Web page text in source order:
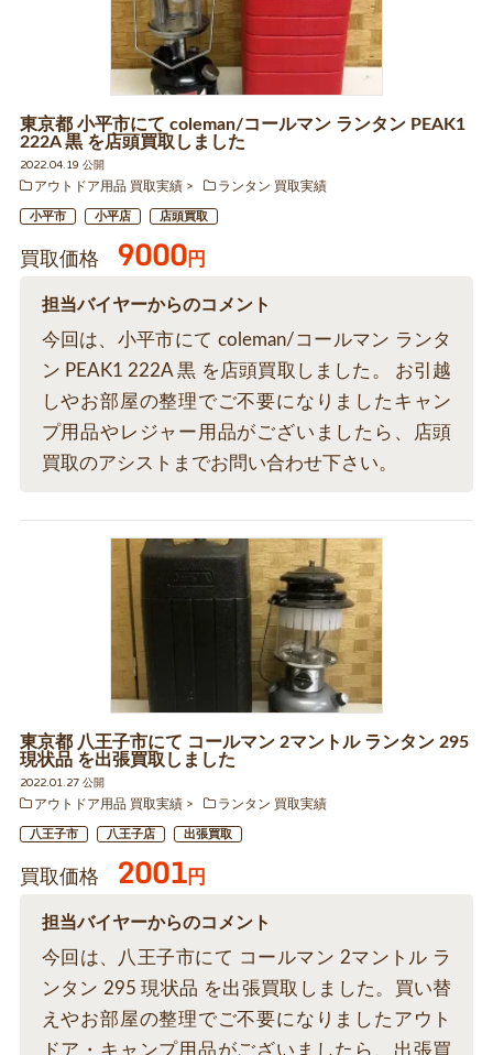
東京都 小平市にて coleman/コールマン ランタン PEAK1
222A 黒 を店頭買取しました
2022.04.19 公開
アウトドア用品 買取実績
ランタン 買取実績
小平市 小平店 店頭買取
買取価格 9000円
担当バイヤーからのコメント
今回は、小平市にて coleman/コールマン ランタ
ン PEAK1 222A 黒 を店頭買取しました。 お引越
しやお部屋の整理でご不要になりましたキャン
プ用品やレジャー用品がございましたら、店頭
買取のアシストまでお問い合わせ下さい。
東京都 八王子市にて コールマン 2マントル ランタン 295
現状品 を出張買取しました
2022.01.27 公開
アウトドア用品 買取実績
ランタン 買取実績
八王子市 八王子店 出張買取
買取価格 2001円
担当バイヤーからのコメント
今回は、八王子市にて コールマン 2マントル ラ
ンタン 295 現状品 を出張買取しました。買い替
えやお部屋の整理でご不要になりましたアウト
ドア・キャンプ用品がございましたら、出張買